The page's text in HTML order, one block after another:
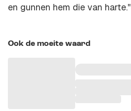
en gunnen hem die van harte.''
Ook de moeite waard